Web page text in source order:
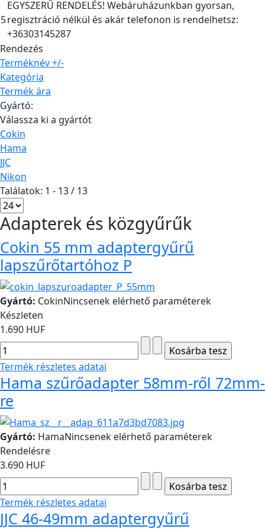
5
EGYSZERŰ RENDELÉS! Webáruházunkban gyorsan,
regisztráció nélkül és akár telefonon is rendelhetsz:
+36303145287
Rendezés
Terméknév +/-
Kategória
Termék ára
Gyártó:
Válassza ki a gyártót
Cokin
Hama
JJC
Nikon
Találatok: 1 - 13 / 13
Adapterek és közgyűrűk
Cokin 55 mm adaptergyűrű
lapszűrőtartóhoz P
Gyártó: CokinNincsenek elérhető paraméterek
Készleten
1.690 HUF
Termék részletes adatai
Hama szűrőadapter 58mm-ről 72mm-
re
Gyártó: HamaNincsenek elérhető paraméterek
Rendelésre
3.690 HUF
Termék részletes adatai
JJC 46-49mm adaptergyűrű